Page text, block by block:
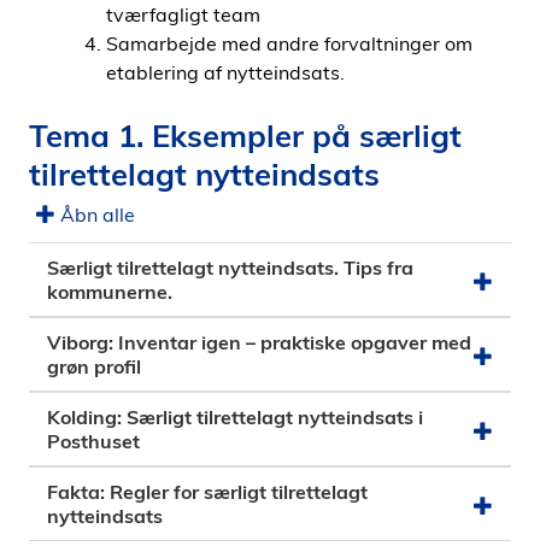
tværfagligt team
Samarbejde med andre forvaltninger om
etablering af nytteindsats.
Tema 1. Eksempler på særligt
tilrettelagt nytteindsats
Åbn alle
Særligt tilrettelagt nytteindsats. Tips fra
kommunerne.
Viborg: Inventar igen – praktiske opgaver med
grøn profil
Kolding: Særligt tilrettelagt nytteindsats i
Posthuset
Fakta: Regler for særligt tilrettelagt
nytteindsats